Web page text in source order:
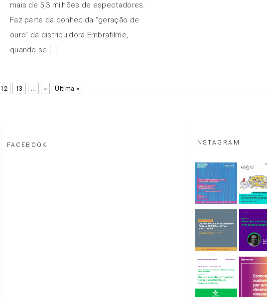
mais de 5,3 milhões de espectadores.
Faz parte da conhecida “geração de
ouro” da distribuidora Embrafilme,
quando se […]
12 13 ... » Última »
FACEBOOK INSTAGRAM